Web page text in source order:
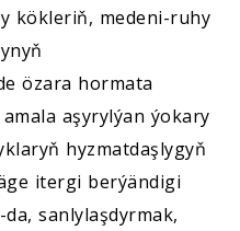
kökleriň, medeni-ruhy
özara hormata
aşyrylýan ýokary
hyzmatdaşlygyň
itergi berýändigi
sanlylaşdyrmak,